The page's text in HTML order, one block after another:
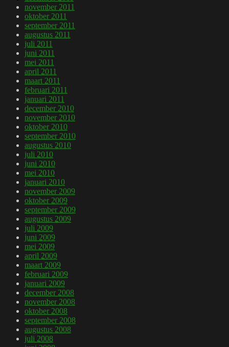
november 2011
oktober 2011
september 2011
augustus 2011
juli 2011
juni 2011
mei 2011
april 2011
maart 2011
februari 2011
januari 2011
december 2010
november 2010
oktober 2010
september 2010
augustus 2010
juli 2010
juni 2010
mei 2010
januari 2010
november 2009
oktober 2009
september 2009
augustus 2009
juli 2009
juni 2009
mei 2009
april 2009
maart 2009
februari 2009
januari 2009
december 2008
november 2008
oktober 2008
september 2008
augustus 2008
juli 2008